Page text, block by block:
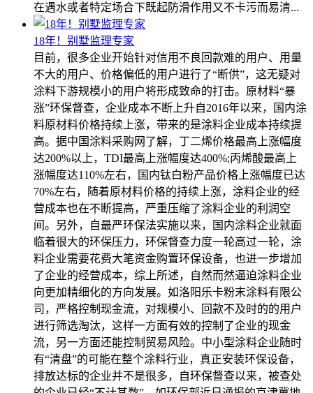
在遇水或者特定场合下既起防滑作用又不卡污而易清...
18年！别墅监理专家
目前，很多企业开始针对信用不良回款难的用户、用量
不大的用户、价格偏低的用户进行了“断供”，这无疑对
涂料下游规模小的用户将形成致命的打击。原材料“暴
涨”环保督查，企业成本不断上升自2016年以来，国内涂
料原材料价格持续上涨，带来的是涂料企业成本持续提
高。据中国涂料采购网了解，丁二烯价格最高上涨幅度
达200%以上，TDI最高上涨幅度达400%;丙烯酸最高上
涨幅度达110%左右，国内钛白粉产品价格上涨幅度已达
70%左右，随着原材料价格的持续上涨，涂料企业的经
营成本也在不断提高，严重压缩了涂料企业的利润空
间。另外，自最严环保法实施以来，国内涂料企业就面
临着很大的环保压力，环保督查力度一轮高过一轮，涂
料企业需要花费大笔资金购置环保设备，也进一步增加
了企业的经营成本，综上所述，自然而然逼迫涂料企业
向更加精细化的方向发展。如洛阳乐卡粉末涂料有限公
司，严格控制现金流，对规模小、回款不及时的的用户
进行筛选淘汰，这样一方面有效的控制了企业的现金
流，另一方面还能控制贸易风险。中小型涂料企业随时
有“清盘”的可能在整个涂料行业，真正安装环保设备，
排放达标的企业并不是很多，自环保督查以来，被查处